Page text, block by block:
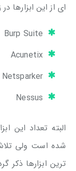
ای از این ابزارها
Burp Suite
Acunetix
Netsparker
Nessus
البته تعداد این
شده است ولی